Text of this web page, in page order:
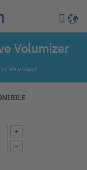
Volumizer
Volumizer
+
−